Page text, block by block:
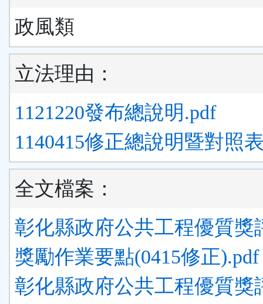
政風類
立法理由：
1121220發布總說明.pdf
1140415修正總說明暨對照
全文檔案：
彰化縣政府公共工程優質獎
獎勵作業要點(0415修正).pdf
彰化縣政府公共工程優質獎